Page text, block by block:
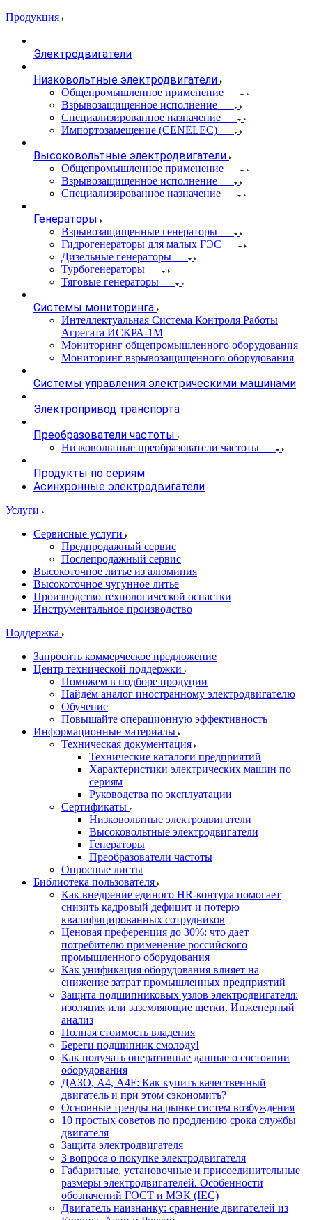
Продукция
Электродвигатели
Низковольтные электродвигатели
Общепромышленное применение
Взрывозащищенное исполнение
Специализированное назначение
Импортозамещение (CENELEC)
Высоковольтные электродвигатели
Общепромышленное применение
Взрывозащищенное исполнение
Специализированное назначение
Генераторы
Взрывозащищенные генераторы
Гидрогенераторы для малых ГЭС
Дизельные генераторы
Турбогенераторы
Тяговые генераторы
Системы мониторинга
Интеллектуальная Система Контроля Работы
Агрегата ИСКРА-1М
Мониторинг общепромышленного оборудования
Мониторинг взрывозащищенного оборудования
Системы управления электрическими машинами
Электропривод транспорта
Преобразователи частоты
Низковольтные преобразователи частоты
Продукты по сериям
Асинхронные электродвигатели
Услуги
Сервисные услуги
Предпродажный сервис
Послепродажный сервис
Высокоточное литье из алюминия
Высокоточное чугунное литье
Производство технологической оснастки
Инструментальное производство
Поддержка
Запросить коммерческое предложение
Центр технической поддержки
Поможем в подборе продуции
Найдём аналог иностранному электродвигателю
Обучение
Повышайте операционную эффективность
Информационные материалы
Техническая документация
Технические каталоги предприятий
Характеристики электрических машин по
сериям
Руководства по эксплуатации
Сертификаты
Низковольтные электродвигатели
Высоковольтные электродвигатели
Генераторы
Преобразователи частоты
Опросные листы
Библиотека пользователя
Как внедрение единого HR-контура помогает
снизить кадровый дефицит и потерю
квалифицированных сотрудников
Ценовая преференция до 30%: что дает
потребителю применение российского
промышленного оборудования
Как унификация оборудования влияет на
снижение затрат промышленных предприятий
Защита подшипниковых узлов электродвигателя:
изоляция или заземляющие щетки. Инженерный
анализ
Полная стоимость владения
Береги подшипник смолоду!
Как получать оперативные данные о состоянии
оборудования
ДАЗО, А4, А4F: Как купить качественный
двигатель и при этом сэкономить?
Основные тренды на рынке систем возбуждения
10 простых советов по продлению срока службы
двигателя
Защита электродвигателя
3 вопроса о покупке электродвигателя
Габаритные, установочные и присоединительные
размеры электродвигателей. Особенности
обозначений ГОСТ и МЭК (IEC)
Двигатель наизнанку: сравнение двигателей из